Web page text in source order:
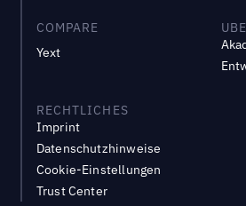
COMPARE
Yext
RECHTLICHES
Imprint
Datenschutzhinweise
Cookie-Einstellungen
Trust Center